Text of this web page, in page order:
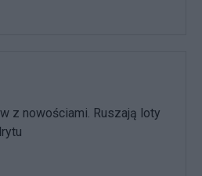
z nowościami. Ruszają loty